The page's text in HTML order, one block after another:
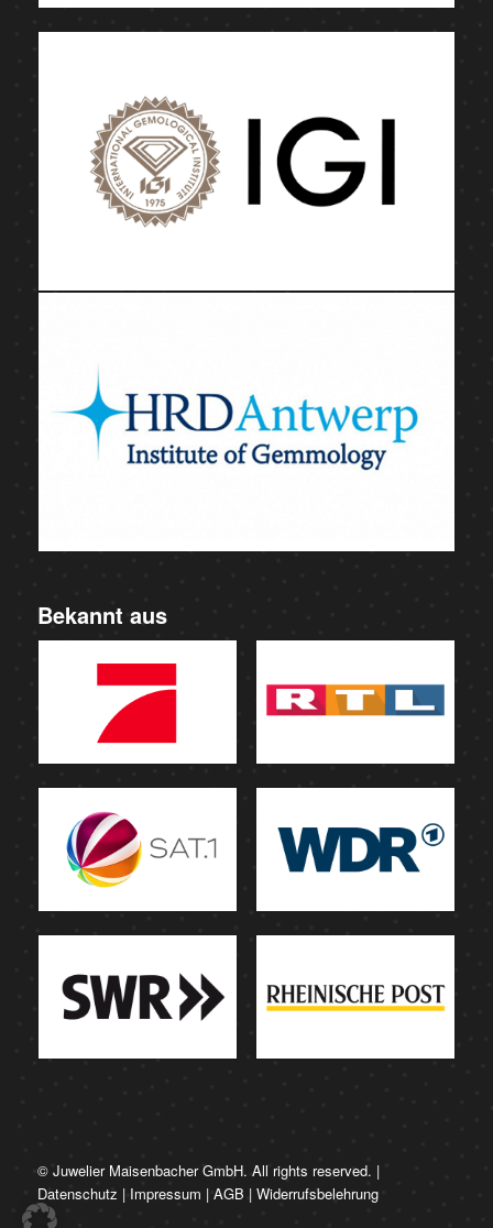
Bekannt aus
© Juwelier Maisenbacher GmbH. All rights reserved. |
Datenschutz | Impressum | AGB | Widerrufsbelehrung